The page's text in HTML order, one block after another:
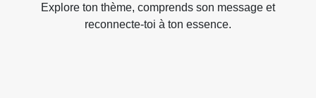
Explore ton thème, comprends son message et
reconnecte-toi à ton essence.